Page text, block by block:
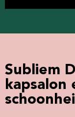
Subliem
kapsalon